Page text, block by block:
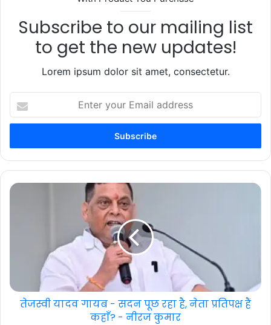
Subscribe to our mailing list
to get the new updates!
Lorem ipsum dolor sit amet, consectetur.
your
Email
तेजस्वी यादव गायब - सदन पूछ रहा है, नेता प्रतिपक्ष हैं
कहाँ? - नीरज कुमार